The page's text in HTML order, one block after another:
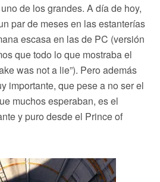
de los grandes. A día de hoy,
par de meses en las estanterías
escasa en las de PC (versión
que todo lo que mostraba el
was not a lie”). Pero además
importante, que pese a no ser el
muchos esperaban, es el
y puro desde el Prince of